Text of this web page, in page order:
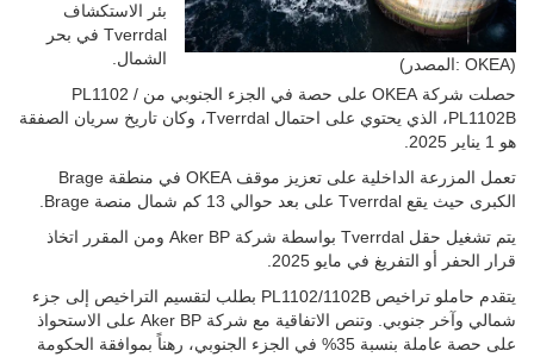
(المصدر: OKEA)
بئر الاستكشاف
Tverrdal في بحر
الشمال.
حصلت شركة OKEA على حصة في الجزء الجنوبي من PL1102 /
PL1102B، الذي يحتوي على احتمال Tverrdal، وكان تاريخ سريان الصفقة
هو 1 يناير 2025.
تعمل المزرعة الداخلية على تعزيز موقف OKEA في منطقة Brage
الكبرى حيث يقع Tverrdal على بعد حوالي 13 كم شمال منصة Brage.
يتم تشغيل حقل Tverrdal بواسطة شركة Aker BP ومن المقرر اتخاذ
قرار الحفر أو التفريغ في مايو 2025.
يتقدم حاملو تراخيص PL1102/1102B بطلب لتقسيم التراخيص إلى جزء
شمالي وآخر جنوبي. وتنص الاتفاقية مع شركة Aker BP على الاستحواذ
على حصة عاملة بنسبة 35% في الجزء الجنوبي، رهناً بموافقة الحكومة